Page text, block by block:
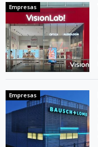
Empresas
Empresas